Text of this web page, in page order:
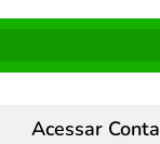
Acessar Conta